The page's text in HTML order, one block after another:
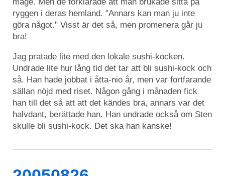
ryggen i deras hemland. "Annars kan man ju inte
göra något." Visst är det så, men promenera går ju
bra!
Jag pratade lite med den lokale sushi-kocken.
Undrade lite hur lång tid det tar att bli sushi-kock och
så. Han hade jobbat i åtta-nio år, men var fortfarande
sällan nöjd med riset. Någon gång i månaden fick
han till det så att att det kändes bra, annars var det
halvdant, berättade han. Han undrade också om Sten
skulle bli sushi-kock. Det ska han kanske!